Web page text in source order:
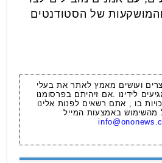
של הסטודנטים
ועושים מאמץ לאתר את בעלי
לידינו .אם זיהיתם בפרסומנו
בו , אתם רשאים לפנות אלינו
מהשימוש באמצעות המייל